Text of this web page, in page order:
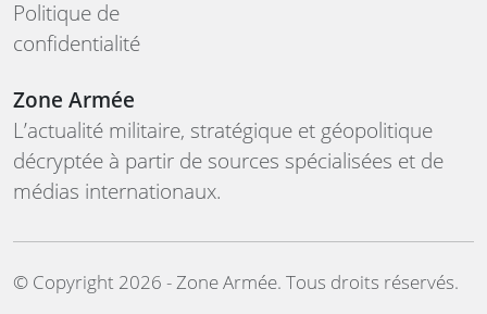
Politique de
confidentialité
Zone Armée
L’actualité militaire, stratégique et géopolitique
décryptée à partir de sources spécialisées et de
médias internationaux.
©️ Copyright 2026 - Zone Armée. Tous droits réservés.